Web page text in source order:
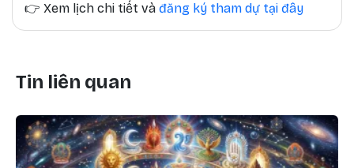
👉 Xem lịch chi tiết và đăng ký tham dự tại đây
Tin liên quan